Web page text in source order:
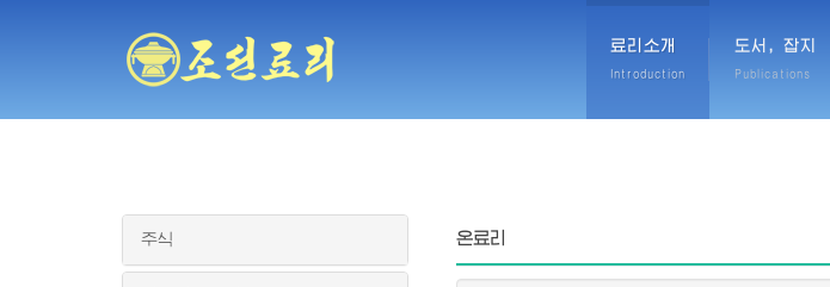
료리소개
Introduction
도서, 잡지
Publications
온료리
주식